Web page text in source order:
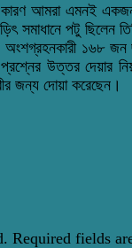
আমরা এমনই একজন
পটু ছিলেন
অংশগ্রহনকারী ১৬৮
উত্তর দেয়ার
জন্য দোয়া করেছেন।
Required fields